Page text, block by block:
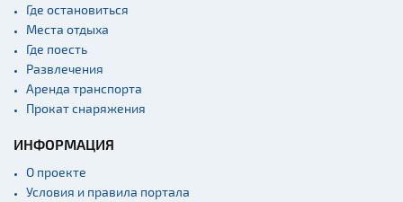
Где остановиться
Места отдыха
Где поесть
Развлечения
Аренда транспорта
Прокат снаряжения
ИНФОРМАЦИЯ
О проекте
Условия и правила портала